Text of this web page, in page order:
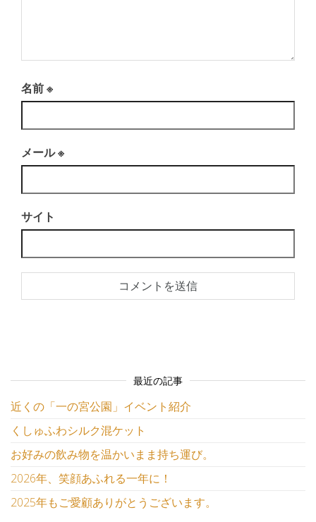
名前※
メール※
サイト
最近の記事
近くの「一の宮公園」イベント紹介
くしゅふわシルク混ケット
お好みの飲み物を温かいまま持ち運び。
2026年、笑顔あふれる一年に！
2025年もご愛顧ありがとうございます。